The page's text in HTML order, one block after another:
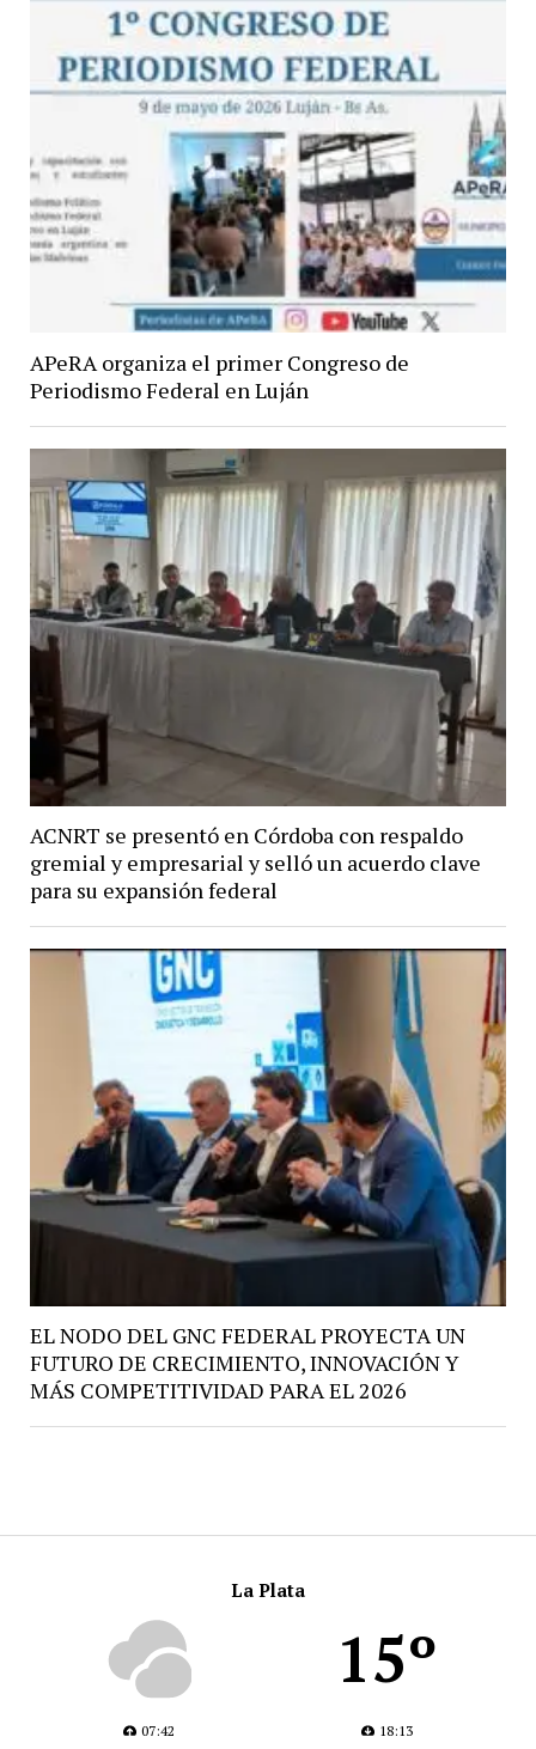
La Plata
15º
07:42
18:13
APeRA organiza el primer Congreso de
Periodismo Federal en Luján
ACNRT se presentó en Córdoba con respaldo
gremial y empresarial y selló un acuerdo clave
para su expansión federal
EL NODO DEL GNC FEDERAL PROYECTA UN
FUTURO DE CRECIMIENTO, INNOVACIÓN Y
MÁS COMPETITIVIDAD PARA EL 2026